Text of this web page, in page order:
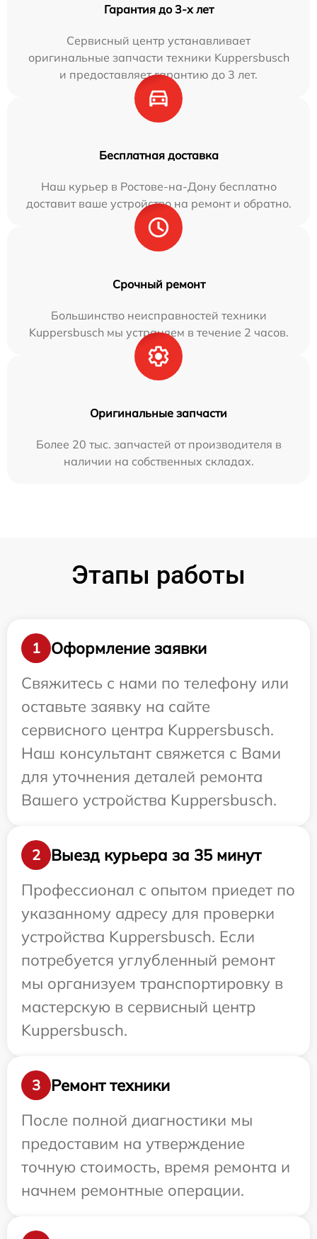
Гарантия до 3-х лет
Сервисный центр устанавливает
оригинальные запчасти техники Kuppersbusch
и предоставляет гарантию до 3 лет.
Бесплатная доставка
Наш курьер в Ростове-на-Дону бесплатно
доставит ваше устройство на ремонт и обратно.
Срочный ремонт
Большинство неисправностей техники
Kuppersbusch мы устраняем в течение 2 часов.
Оригинальные запчасти
Более 20 тыс. запчастей от производителя в
наличии на собственных складах.
Этапы работы
1
Оформление заявки
Свяжитесь с нами по телефону или
оставьте заявку на сайте
сервисного центра Kuppersbusch.
Наш консультант свяжется с Вами
для уточнения деталей ремонта
Вашего устройства Kuppersbusch.
2
Выезд курьера за 35 минут
Профессионал с опытом приедет по
указанному адресу для проверки
устройства Kuppersbusch. Если
потребуется углубленный ремонт
мы организуем транспортировку в
мастерскую в сервисный центр
Kuppersbusch.
3
Ремонт техники
После полной диагностики мы
предоставим на утверждение
точную стоимость, время ремонта и
начнем ремонтные операции.